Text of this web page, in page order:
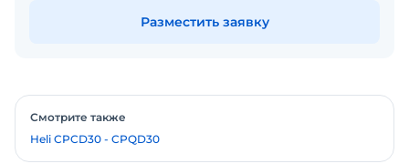
Разместить заявку
Смотрите также
Heli CPCD30 - CPQD30